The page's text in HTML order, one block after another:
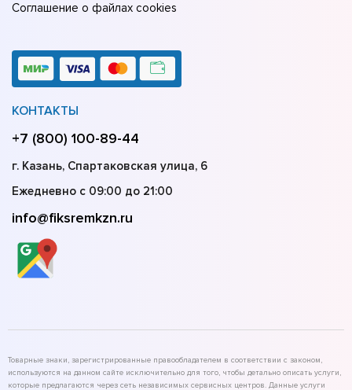
Соглашение о файлах cookies
КОНТАКТЫ
+7 (800) 100-89-44
г. Казань, Спартаковская улица, 6
Ежедневно с 09:00 до 21:00
info@fiksremkzn.ru
Товарные знаки, зарегистрированные правообладателем в соответствии с законом,
используются на данном сайте исключительно для того, чтобы детально описать услуги,
которые предлагаются через сеть независимых сервисных центров. Данные услуги